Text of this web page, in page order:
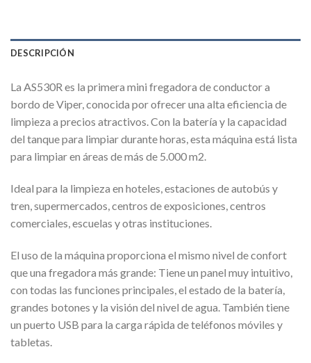
DESCRIPCIÓN
La AS530R es la primera mini fregadora de conductor a
bordo de Viper, conocida por ofrecer una alta eficiencia de
limpieza a precios atractivos. Con la batería y la capacidad
del tanque para limpiar durante horas, esta máquina está lista
para limpiar en áreas de más de 5.000 m2.
Ideal para la limpieza en hoteles, estaciones de autobús y
tren, supermercados, centros de exposiciones, centros
comerciales, escuelas y otras instituciones.
El uso de la máquina proporciona el mismo nivel de confort
que una fregadora más grande: Tiene un panel muy intuitivo,
con todas las funciones principales, el estado de la batería,
grandes botones y la visión del nivel de agua. También tiene
un puerto USB para la carga rápida de teléfonos móviles y
tabletas.